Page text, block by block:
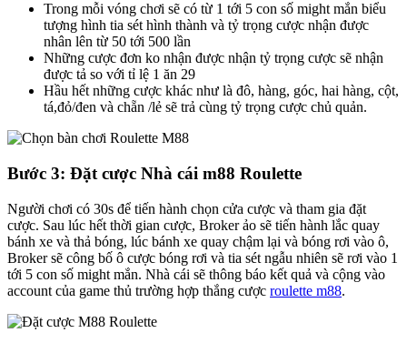
Trong mỗi vóng chơi sẽ có từ 1 tới 5 con số might mắn biểu
tượng hình tia sét hình thành và tỷ trọng cược nhận được
nhân lên từ 50 tới 500 lần
Những cược đơn ko nhận được nhận tỷ trọng cược sẽ nhận
được tả so với tỉ lệ 1 ăn 29
Hầu hết những cược khác như là đô, hàng, góc, hai hàng, cột,
tá,đỏ/đen và chẵn /lẻ sẽ trả cùng tỷ trọng cược chủ quản.
Bước 3: Đặt cược Nhà cái m88 Roulette
Người chơi có 30s để tiến hành chọn cửa cược và tham gia đặt
cược. Sau lúc hết thời gian cược, Broker ảo sẽ tiến hành lắc quay
bánh xe và thả bóng, lúc bánh xe quay chậm lại và bóng rơi vào ô,
Broker sẽ công bố ô cược bóng rơi và tia sét ngẫu nhiên sẽ rơi vào 1
tới 5 con số might mắn. Nhà cái sẽ thông báo kết quả và cộng vào
account của game thủ trường hợp thắng cược roulette m88.